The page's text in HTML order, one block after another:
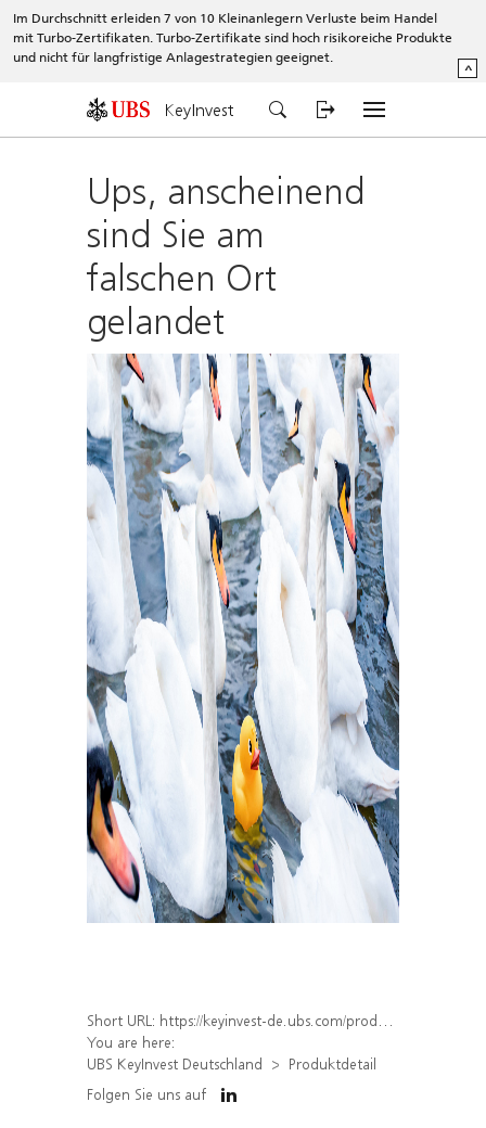
Im Durchschnitt erleiden 7 von 10 Kleinanlegern Verluste beim Handel
mit Turbo-Zertifikaten. Turbo-Zertifikate sind hoch risikoreiche Produkte
und nicht für langfristige Anlagestrategien geeignet.
^
KeyInvest
Ups, anscheinend
sind Sie am
falschen Ort
gelandet
Short URL: https://keyinvest-de.ubs.com/produkt/detail/index/isin/DE000WA801S6
You are here:
UBS KeyInvest Deutschland
Produktdetail
Folgen Sie uns auf